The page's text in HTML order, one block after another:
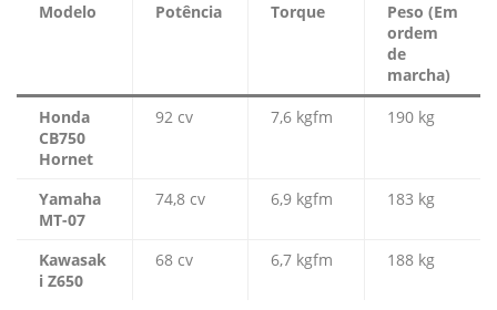
Modelo Potência Torque
Peso (Em
ordem
de
marcha)
Honda
CB750
Hornet
92 cv 7,6 kgfm 190 kg
Yamaha
MT-07
74,8 cv 6,9 kgfm 183 kg
Kawasak
i Z650
68 cv 6,7 kgfm 188 kg